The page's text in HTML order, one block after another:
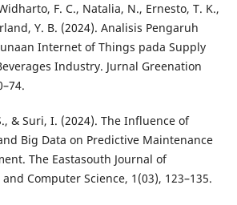
F. C., Natalia, N., Ernesto, T. K.,
Y. B. (2024). Analisis Pengaruh
Internet of Things pada Supply
Industry. Jurnal Greenation
& Suri, I. (2024). The Influence of
Big Data on Predictive Maintenance
The Eastasouth Journal of
Computer Science, 1(03), 123–135.